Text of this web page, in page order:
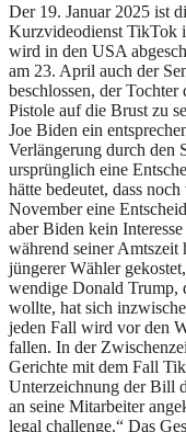
Der 19. Januar 2025 ist
Kurzvideodienst TikTok
wird in den USA
am 23. April auch der
beschlossen, der
Pistole auf die Brust zu
Joe Biden ein
Verlängerung durch den
ursprünglich eine
hätte bedeutet, dass
November eine
aber Biden kein
während seiner
jüngerer Wähler
wendige Donald Trump,
wollte, hat sich
jeden Fall wird vor den
fallen. In der
Gerichte mit dem Fall
Unterzeichnung der Bill
an seine Mitarbeiter
legal challenge.“ Das